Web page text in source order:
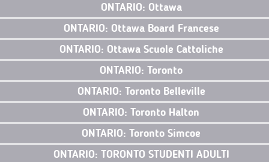
ONTARIO: Ottawa
ONTARIO: Ottawa Board Francese
ONTARIO: Ottawa Scuole Cattoliche
ONTARIO: Toronto
ONTARIO: Toronto Belleville
ONTARIO: Toronto Halton
ONTARIO: Toronto Simcoe
ONTARIO: TORONTO STUDENTI ADULTI